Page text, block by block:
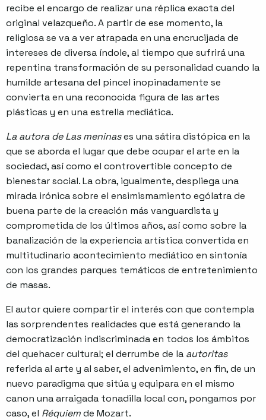
recibe el encargo de realizar una réplica exacta del
original velazqueño. A partir de ese momento, la
religiosa se va a ver atrapada en una encrucijada de
intereses de diversa índole, al tiempo que sufrirá una
repentina transformación de su personalidad cuando la
humilde artesana del pincel inopinadamente se
convierta en una reconocida figura de las artes
plásticas y en una estrella mediática.
La autora de Las meninases una sátira distópica en la
que se aborda el lugar que debe ocupar el arte en la
sociedad, así como el controvertible concepto de
bienestar social. La obra, igualmente, despliega una
mirada irónica sobre el ensimismamiento ególatra de
buena parte de la creación más vanguardista y
comprometida de los últimos años, así como sobre la
banalización de la experiencia artística convertida en
multitudinario acontecimiento mediático en sintonía
con los grandes parques temáticos de entretenimiento
de masas.
El autor quiere compartir el interés con que contempla
las sorprendentes realidades que está generando la
democratización indiscriminada en todos los ámbitos
del quehacer cultural; el derrumbe de la autoritas
referida al arte y al saber, el advenimiento, en fin, de un
nuevo paradigma que sitúa y equipara en el mismo
canon una arraigada tonadilla local con, pongamos por
caso, el Réquiemde Mozart.